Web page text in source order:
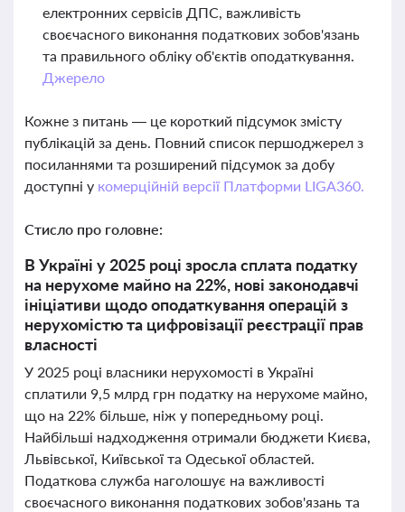
електронних сервісів ДПС, важливість
своєчасного виконання податкових зобов'язань
та правильного обліку об'єктів оподаткування.
Джерело
Кожне з питань — це короткий підсумок змісту
публікацій за день. Повний список першоджерел з
посиланнями та розширений підсумок за добу
доступні у комерційній версії Платформи LIGA360.
Стисло про головне:
В Україні у 2025 році зросла сплата податку
на нерухоме майно на 22%, нові законодавчі
ініціативи щодо оподаткування операцій з
нерухомістю та цифровізації реєстрації прав
власності
У 2025 році власники нерухомості в Україні
сплатили 9,5 млрд грн податку на нерухоме майно,
що на 22% більше, ніж у попередньому році.
Найбільші надходження отримали бюджети Києва,
Львівської, Київської та Одеської областей.
Податкова служба наголошує на важливості
своєчасного виконання податкових зобов'язань та